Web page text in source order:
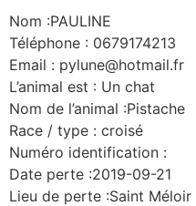
Nom :PAULINE
Téléphone : 0679174213
Email : pylune@hotmail.fr
L’animal est : Un chat
Nom de l’animal :Pistache
Race / type : croisé
Numéro identification :
Date perte :2019-09-21
Lieu de perte :Saint Méloir